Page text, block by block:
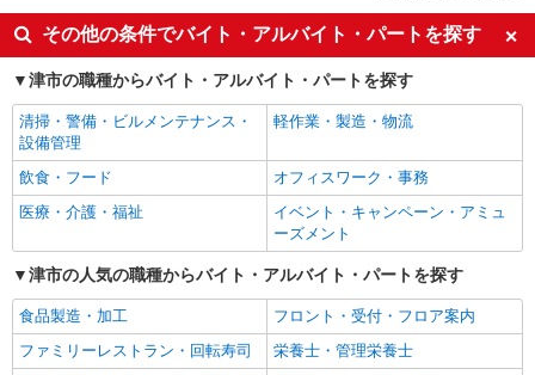
英語が活かせる
ボーナス・賞与あり
日払い
車通勤OK
交通費支給
社会保険あり
社員登用あり
その他の条件でバイト・アルバイト・パートを探す
津市の職種からバイト・アルバイト・パートを探す
清掃・警備・ビルメンテナンス・
設備管理
軽作業・製造・物流
飲食・フード
オフィスワーク・事務
医療・介護・福祉
イベント・キャンペーン・アミュ
ーズメント
津市の人気の職種からバイト・アルバイト・パートを探す
食品製造・加工
フロント・受付・フロア案内
ファミリーレストラン・回転寿司
栄養士・管理栄養士